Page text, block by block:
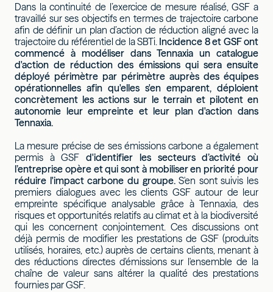
Dans la continuité de l’exercice de mesure réalisé, GSF a
travaillé sur ses objectifs en termes de trajectoire carbone
afin de définir un plan d’action de réduction aligné avec la
trajectoire du référentiel de la SBTi. Incidence 8 et GSF ont
commencé à modéliser dans Tennaxia un catalogue
d'action de réduction des émissions qui sera ensuite
déployé périmètre par périmètre auprès des équipes
opérationnelles afin qu'elles s'en emparent, déploient
concrètement les actions sur le terrain et pilotent en
autonomie leur empreinte et leur plan d'action dans
Tennaxia.
La mesure précise de ses émissions carbone a également
permis à GSFd'identifier les secteurs d’activité où
l’entreprise opère et qui sont à mobiliser en priorité pour
réduire l'impact carbone du groupe.S'en sont suivis les
premiers dialogues avec les clients GSF autour de leur
empreinte spécifique analysable grâce à Tennaxia, des
risques et opportunités relatifs au climat et à la biodiversité
qui les concernent conjointement. Ces discussions ont
déjà permis de modifier les prestations de GSF (produits
utilisés, horaires, etc.) auprès de certains clients, menant à
des réductions directes d'émissions sur l'ensemble de la
chaîne de valeur sans altérer la qualité des prestations
fournies par GSF.